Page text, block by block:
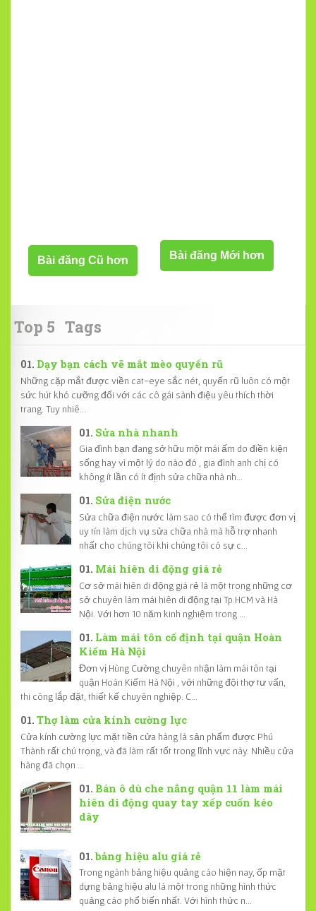
Bài đăng Mới hơn
Bài đăng Cũ hơn
Top 5 Tags
Dạy bạn cách vẽ mắt mèo quyến rũ
Những cặp mắt được viền cat-eye sắc nét, quyến rũ luôn có một
sức hút khó cưỡng đối với các cô gái sành điệu yêu thích thời
trang. Tuy nhiê...
Sửa nhà nhanh
Gia đình bạn đang sở hữu một mái ấm do điền kiện
sống hay vì một lý do nào đó , gia đình anh chị có
không ít lần có ít định sửa chữa nhà nh...
Sửa điện nước
Sửa chữa điện nước làm sao có thể tìm được đơn vị
uy tín làm dịch vụ sửa chữa nhà mà hỗ trợ nhanh
nhất cho chúng tôi khi chúng tôi có sự c...
Mái hiên di động giá rẻ
Cơ sở mái hiên di động giá rẻ là một trong những cơ
sở chuyên làm mái hiên di động tại Tp.HCM và Hà
Nội. Với hơn 10 năm kinh nghiệm trong ...
Làm mái tôn cố định tại quận Hoàn
Kiếm Hà Nội
Đơn vị Hùng Cường chuyên nhận làm mái tôn tại
quận Hoàn Kiếm Hà Nội , với những đội thợ tư vấn,
thi công lắp đặt, thiết kế chuyên nghiệp. C...
Thợ làm cửa kính cường lực
Cửa kính cường lực mặt tiền cửa hàng là sản phẩm được Phú
Thành rất chú trọng, và đã làm rất tốt trong lĩnh vực này. Nhiều cửa
hàng đã chọn ...
Bán ô dù che nắng quận 11 làm mái
hiên di động quay tay xếp cuốn kéo
dây
bảng hiệu alu giá rẻ
Trong ngành bảng hiệu quảng cáo hiện nay, ốp mặt
dựng bảng hiệu alu là một trong những hình thức
quảng cáo phổ biến nhất. Với hình thức n...